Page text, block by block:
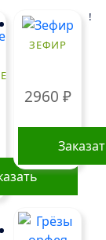
ЗЕФИР
2960 ₽
!